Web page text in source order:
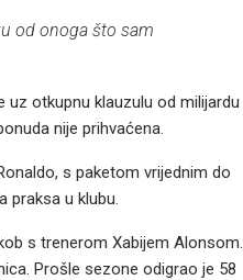
od onoga što sam
otkupnu klauzulu od milijardu
nije prihvaćena.
s paketom vrijednim do
praksa u klubu.
s trenerom Xabijem Alonsom.
Prošle sezone odigrao je 58